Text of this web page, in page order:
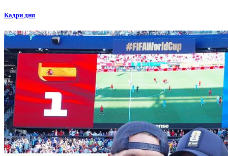
Кадри дня